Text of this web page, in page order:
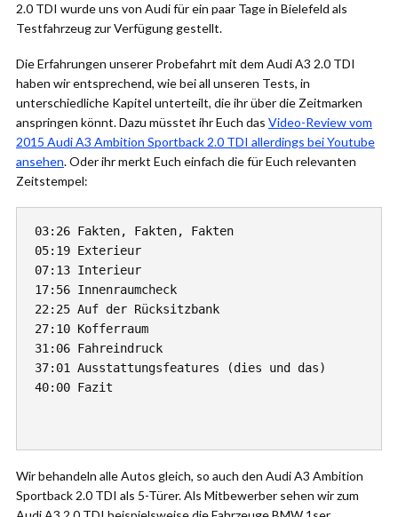
2.0 TDI wurde uns von Audi für ein paar Tage in Bielefeld als
Testfahrzeug zur Verfügung gestellt.
Die Erfahrungen unserer Probefahrt mit dem Audi A3 2.0 TDI
haben wir entsprechend, wie bei all unseren Tests, in
unterschiedliche Kapitel unterteilt, die ihr über die Zeitmarken
anspringen könnt. Dazu müsstet ihr Euch das Video-Review vom
2015 Audi A3 Ambition Sportback 2.0 TDI allerdings bei Youtube
ansehen. Oder ihr merkt Euch einfach die für Euch relevanten
Zeitstempel:
03:26 Fakten, Fakten, Fakten
05:19 Exterieur
07:13 Interieur
17:56 Innenraumcheck
22:25 Auf der Rücksitzbank
27:10 Kofferraum
31:06 Fahreindruck
37:01 Ausstattungsfeatures (dies und das)
40:00 Fazit
Wir behandeln alle Autos gleich, so auch den Audi A3 Ambition
Sportback 2.0 TDI als 5-Türer. Als Mitbewerber sehen wir zum